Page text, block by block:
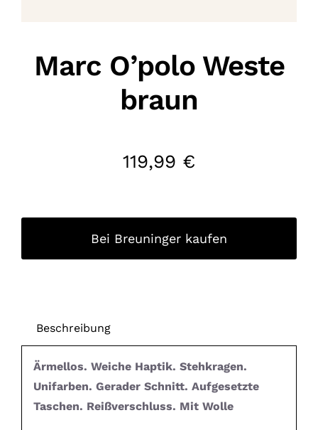
Marc O’polo Weste
braun
119,99 €
Bei Breuninger kaufen
Beschreibung
Ärmellos. Weiche Haptik. Stehkragen.
Unifarben. Gerader Schnitt. Aufgesetzte
Taschen. Reißverschluss. Mit Wolle